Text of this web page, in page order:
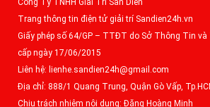
Công Ty TNHH Giải Trí Sàn Diễn
Trang thông tin điện tử giải trí Sandien24h.vn
Giấy phép số 64/GP – TTĐT do Sở Thông Tin và
cấp ngày 17/06/2015
Liên hệ: lienhe.sandien24h@gmail.com
Địa chỉ: 888/1 Quang Trung, Quận Gò Vấp,
Chịu trách nhiệm nội dung: Đặng Hoàng Minh